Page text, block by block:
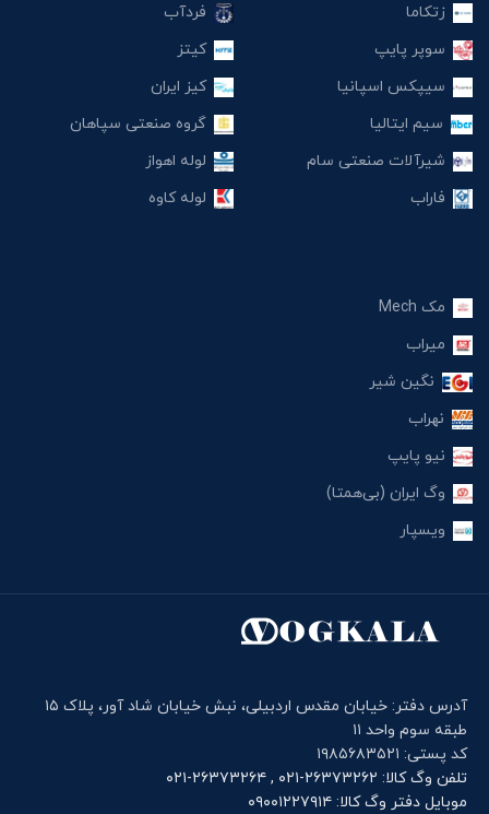
زتکاما
سوپر پایپ
سیپکس اسپانیا
سیم ایتالیا
شیرآلات صنعتی سام
فاراب
فردآب
کیتز
کیز ایران
گروه صنعتی سپاهان
لوله اهواز
لوله کاوه
مک Mech
میراب
نگین شیر
نهراب
نیو پایپ
وگ ایران (بی‌همتا)
ویسپار
آدرس دفتر: خیابان مقدس اردبیلی، نبش خیابان شاد آور، پلاک ۱۵
طبقه سوم واحد ۱۱
کد پستی: ۱۹۸۵۶۸۳۵۲۱
تلفن وگ کالا: ۲۶۳۷۳۲۶۲-۰۲۱ , ۲۶۳۷۳۲۶۴-۰۲۱
موبایل دفتر وگ کالا: ۰۹۰۰۱۲۲۷۹۱۴